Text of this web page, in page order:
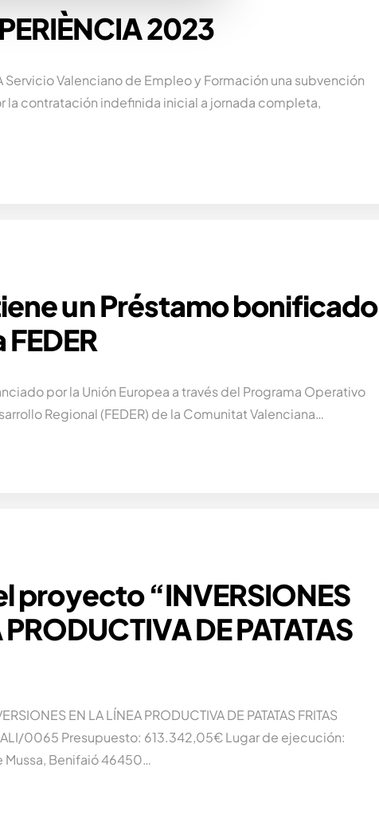
2023
Servicio Valenciano de Empleo y Formación una subvención
la contratación indefinida inicial a jornada completa,
un Préstamo bonificado
por la Unión Europea a través del Programa Operativo
Regional (FEDER) de la Comunitat Valenciana…
proyecto “INVERSIONES
PRODUCTIVA DE PATATAS
EN LA LÍNEA PRODUCTIVA DE PATATAS FRITAS
0065 Presupuesto: 613.342,05€ Lugar de ejecución:
Mussa, Benifaió 46450…